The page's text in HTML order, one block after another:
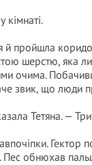
кімнаті.
й пройшла
шерстю, яка
очима.
звик, що люди
Тетяна. — Три
Гектор
Пес обнюхав